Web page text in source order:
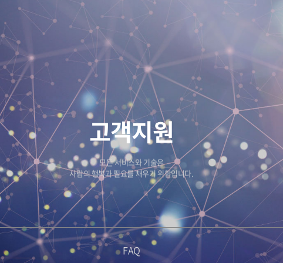
고객지원
모든 서비스와 기술은
사람의 행복과 필요를 채우기 위함입니다.
FAQ